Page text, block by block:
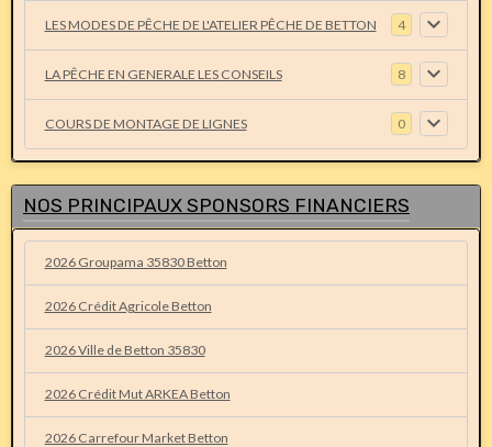
LES MODES DE PÊCHE DE L'ATELIER PÊCHE DE BETTON 4
LA PÊCHE EN GENERALE LES CONSEILS 8
COURS DE MONTAGE DE LIGNES 0
NOS PRINCIPAUX SPONSORS FINANCIERS
2026 Groupama 35830 Betton
2026 Crédit Agricole Betton
2026 Ville de Betton 35830
2026 Crédit Mut ARKEA Betton
2026 Carrefour Market Betton